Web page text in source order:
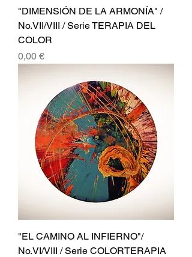
"DIMENSIÓN DE LA ARMONÍA" /
No.VII/VIII / Serie TERAPIA DEL
COLOR
Precio
0,00 €
"EL CAMINO AL INFIERNO"/
No.VI/VIII / Serie COLORTERAPIA